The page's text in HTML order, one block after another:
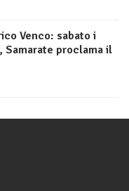
Venco: sabato i
Samarate proclama il